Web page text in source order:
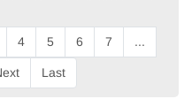
4 5 6 7 ...
Last